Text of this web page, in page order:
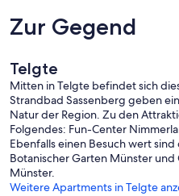
Zur Gegend
Telgte
Mitten in Telgte befindet sich
Strandbad Sassenberg geben
Natur der Region. Zu den
Folgendes: Fun-Center
Ebenfalls einen Besuch wert
Botanischer Garten Münster
Münster.
Weitere Apartments in Telgte